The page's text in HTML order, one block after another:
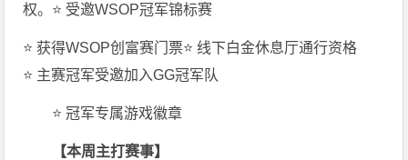
权。 ⭐ 受邀WSOP冠军锦标赛
⭐ 获得WSOP创富赛门票⭐ 线下白金休息厅通行资格
⭐ 主赛冠军受邀加入GG冠军队
⭐ 冠军专属游戏徽章
【本周主打赛事】